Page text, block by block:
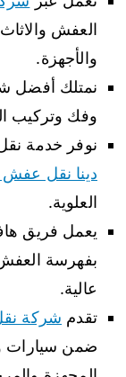
العفش
والأجهزة.
نمتلك أفضل
وفك وتركيب
نوفر خدمة
دينا نقل عفش
العلوية.
يعمل فريق
بفهرسة
عالية.
تقدم شركة
ضمن سيارات